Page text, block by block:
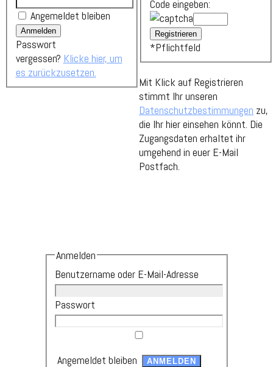
Angemeldet bleiben
Passwort
vergessen? Klicke hier, um
es zurückzusetzen.
Code eingeben:
*Pflichtfeld
Mit Klick auf Registrieren
stimmt Ihr unseren
Datenschutzbestimmungen zu,
die Ihr hier einsehen könnt. Die
Zugangsdaten erhaltet ihr
umgehend in euer E-Mail
Postfach.
Anmelden
Benutzername oder E-Mail-Adresse
Passwort
Angemeldet bleiben